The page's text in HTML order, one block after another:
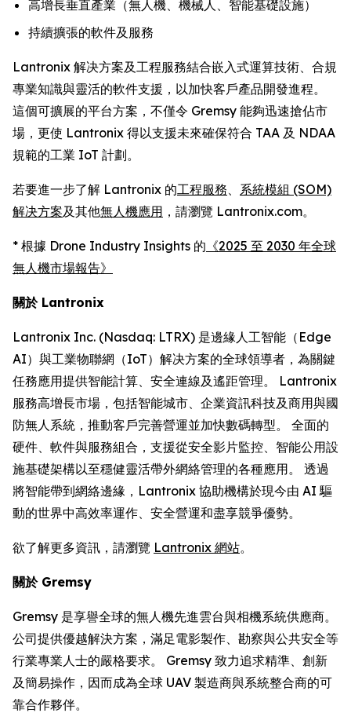
高增長垂直產業（無人機、機械人、智能基礎設施）
持續擴張的軟件及服務
Lantronix 解决方案及工程服務結合嵌入式運算技術、合規
專業知識與靈活的軟件支援，以加快客戶產品開發進程。
這個可擴展的平台方案，不僅令 Gremsy 能夠迅速搶佔市
場，更使 Lantronix 得以支援未來確保符合 TAA 及 NDAA
規範的工業 IoT 計劃。
若要進一步了解 Lantronix 的工程服務
系統模組 (SOM)
解决方案及其他無人機應用 ，請瀏覽 Lantronix.com。
* 根據 Drone Industry Insights 的 《2025 至 2030 年全球
無人機市場報告》
關於 Lantronix
Lantronix Inc. (Nasdaq: LTRX) 是邊緣人工智能（Edge
AI）與工業物聯網（IoT）解决方案的全球領導者，為關鍵
任務應用提供智能計算、安全連線及遙距管理。 Lantronix
服務高增長市場，包括智能城市、企業資訊科技及商用與國
防無人系統，推動客戶完善營運並加快數碼轉型。 全面的
硬件、軟件與服務組合，支援從安全影片監控、智能公用設
施基礎架構以至穩健靈活帶外網絡管理的各種應用。 透過
將智能帶到網絡邊緣，Lantronix 協助機構於現今由 AI 驅
動的世界中高效率運作、安全營運和盡享競爭優勢。
欲了解更多資訊，請瀏覽 Lantronix 網站。
關於 Gremsy
Gremsy 是享譽全球的無人機先進雲台與相機系統供應商。
公司提供優越解決方案，滿足電影製作、勘察與公共安全等
行業專業人士的嚴格要求。 Gremsy 致力追求精準、創新
及簡易操作，因而成為全球 UAV 製造商與系統整合商的可
靠合作夥伴。